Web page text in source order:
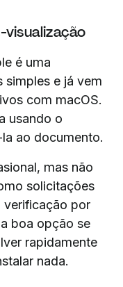
visualização
é uma
simples e já vem
com macOS.
usando o
ao documento.
mas não
solicitações
verificação por
boa opção se
rapidamente
nada.